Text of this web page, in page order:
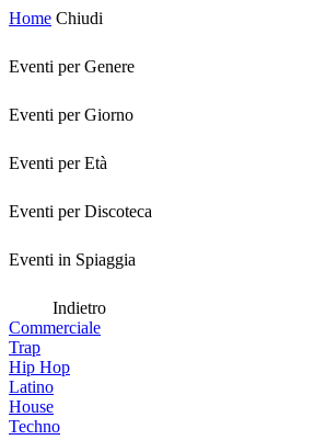
Home Chiudi
Eventi per Genere
Eventi per Giorno
Eventi per Età
Eventi per Discoteca
Eventi in Spiaggia
Indietro
Commerciale
Trap
Hip Hop
Latino
House
Techno